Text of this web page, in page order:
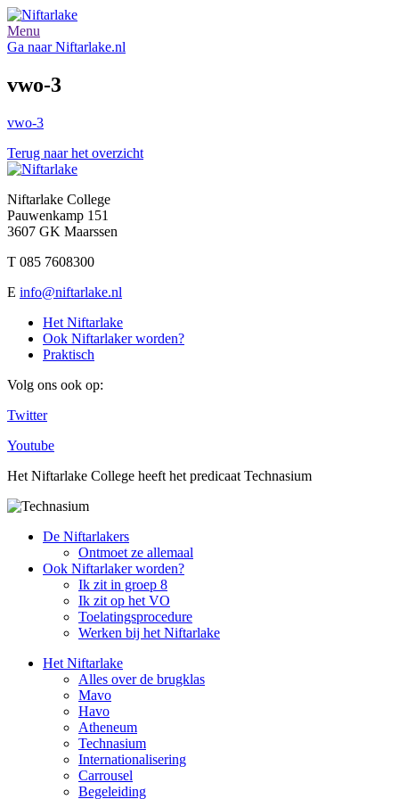
Menu
Ga naar Niftarlake.nl
vwo-3
vwo-3
Terug naar het overzicht
Niftarlake College
Pauwenkamp 151
3607 GK Maarssen
T 085 7608300
E info@niftarlake.nl
Het Niftarlake
Ook Niftarlaker worden?
Praktisch
Volg ons ook op:
Twitter
Youtube
Het Niftarlake College heeft het predicaat Technasium
De Niftarlakers
Ontmoet ze allemaal
Ook Niftarlaker worden?
Ik zit in groep 8
Ik zit op het VO
Toelatingsprocedure
Werken bij het Niftarlake
Het Niftarlake
Alles over de brugklas
Mavo
Havo
Atheneum
Technasium
Internationalisering
Carrousel
Begeleiding